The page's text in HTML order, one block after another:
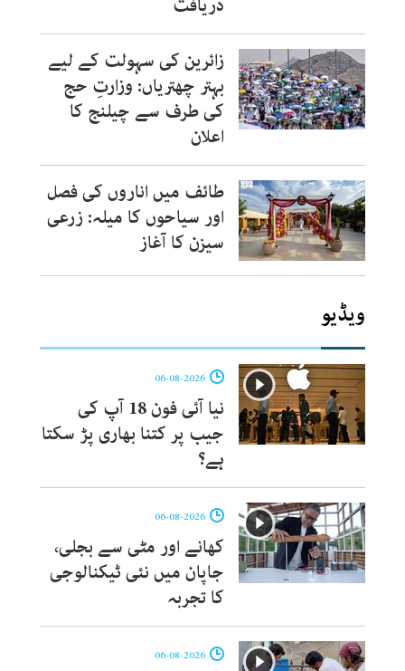
دریافت
زائرین کی سہولت کے لیے
بہتر چھتریاں: وزارتِ حج
کی طرف سے چیلنج کا
اعلان
طائف میں اناروں کی فصل
اور سیاحوں کا میلہ: زرعی
سیزن کا آغاز
ویڈیو
نیا آئی فون 18 آپ کی
جیب پر کتنا بھاری پڑ سکتا
ہے؟
کھانے اور مٹی سے بجلی،
جاپان میں نئی ٹیکنالوجی
کا تجربہ